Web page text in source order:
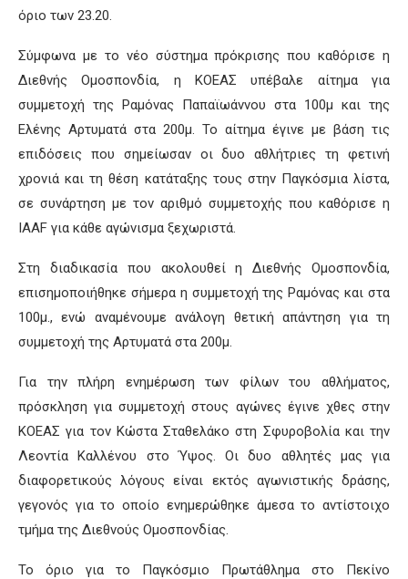
όριο των 23.20.
Σύμφωνα με το νέο σύστημα πρόκρισης που καθόρισε η
Διεθνής Ομοσπονδία, η ΚΟΕΑΣ υπέβαλε αίτημα για
συμμετοχή της Ραμόνας Παπαϊωάννου στα 100μ και της
Ελένης Αρτυματά στα 200μ. Το αίτημα έγινε με βάση τις
επιδόσεις που σημείωσαν οι δυο αθλήτριες τη φετινή
χρονιά και τη θέση κατάταξης τους στην Παγκόσμια λίστα,
σε συνάρτηση με τον αριθμό συμμετοχής που καθόρισε η
IAAF για κάθε αγώνισμα ξεχωριστά.
Στη διαδικασία που ακολουθεί η Διεθνής Ομοσπονδία,
επισημοποιήθηκε σήμερα η συμμετοχή της Ραμόνας και στα
100μ., ενώ αναμένουμε ανάλογη θετική απάντηση για τη
συμμετοχή της Αρτυματά στα 200μ.
Για την πλήρη ενημέρωση των φίλων του αθλήματος,
πρόσκληση για συμμετοχή στους αγώνες έγινε χθες στην
ΚΟΕΑΣ για τον Κώστα Σταθελάκο στη Σφυροβολία και την
Λεοντία Καλλένου στο Ύψος. Οι δυο αθλητές μας για
διαφορετικούς λόγους είναι εκτός αγωνιστικής δράσης,
γεγονός για το οποίο ενημερώθηκε άμεσα το αντίστοιχο
τμήμα της Διεθνούς Ομοσπονδίας.
Το όριο για το Παγκόσμιο Πρωτάθλημα στο Πεκίνο